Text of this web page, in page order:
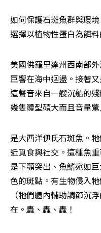
如何保護石斑魚群與環
選擇以植物性蛋白為餌
美國佛羅里達州西南部
巨響在海中迴盪。接著
這聲音來自一艘沉船的
幾隻體型碩大而且音量驚
是大西洋伊氏石斑魚。
近覓食與社交。這種魚
是下顎突出、魚鰭宛如
色的斑點。有生物侵入
（牠們體內輔助調節沉
在。轟、轟、轟！